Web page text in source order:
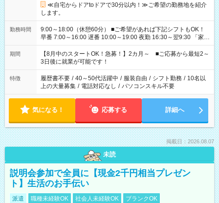
≪自宅からドアtoドアで30分以内！≫ご希望の勤務地を紹介
します。
勤務時間
9:00～18:00（休憩60分） ■ご希望があれば下記シフトもOK！
早番 7:00～16:00 遅番 10:00～19:00 夜勤 16:30～翌9:30 「家族
と休みを合わせたい」 「余裕を持って夕飯の準備がしたい」
「できれば残業はしたくない」 など、ご希望を教えてください
ね。 ※Wワーク希望の方へ 今ご覧のお仕事で希望する勤務時間
と、もう1つのお仕事の勤務時間。 合計で週40時間を超える場
合は応募できません。
期間
【8月中のスタートOK！急募！】2カ月～ ■ご応募から最短2～
3日後に就業が可能です！
特徴 履歴書不要 / 40～50代活躍中 / 服装自由 / シフト勤務 / 10名以
上の大量募集 / 電話対応なし / パソコンスキル不要
気になる！ 応募する 詳細へ
掲載日：2026.08.07
未読
説明会参加で全員に【現金2千円相当プレゼン
ト】生活のお手伝い
派遣 職種未経験OK 社会人未経験OK
ブランクOK